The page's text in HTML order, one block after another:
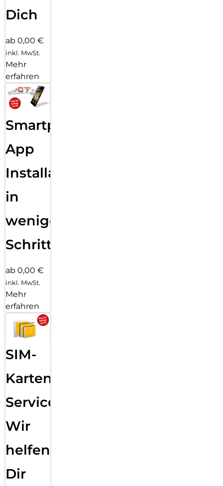
Dich
ab 0,00 €
inkl. MwSt.
Mehr
erfahren
Smartphone
App
Installation
in
wenigen
Schritten
ab 0,00 €
inkl. MwSt.
Mehr
erfahren
SIM-
Karten
Service:
Wir
helfen
Dir